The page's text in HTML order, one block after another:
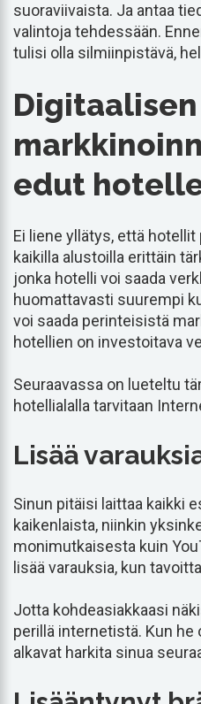
suoraviivaista. Ja antaa
valintoja tehdessään.
tulisi olla silmiinpistävä,
Digitaalisen
edut
Ei liene yllätys, että
kaikilla alustoilla erittäin
jonka hotelli voi saada
huomattavasti suurempi
voi saada perinteisistä
hotellien on investoitava
Seuraavassa on lueteltu
hotellialalla tarvitaan
Lisää
Sinun pitäisi laittaa kaikki
kaikenlaista, niinkin
monimutkaisesta kuin
lisää varauksia, kun
Jotta kohdeasiakkaasi
perillä internetistä. Kun
alkavat harkita sinua